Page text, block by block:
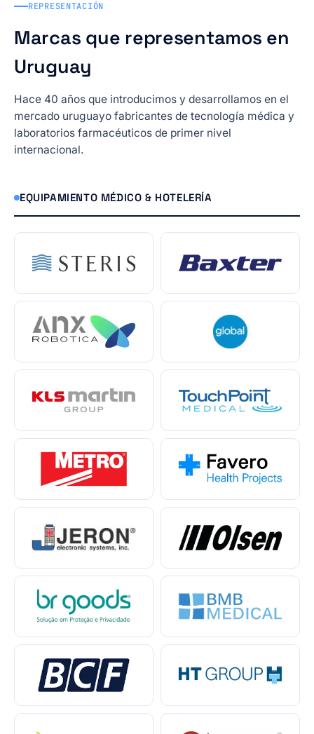
REPRESENTACIÓN
Marcas que representamos en
Uruguay
Hace 40 años que introducimos y desarrollamos en el
mercado uruguayo fabricantes de tecnología médica y
laboratorios farmacéuticos de primer nivel
internacional.
EQUIPAMIENTO MÉDICO & HOTELERÍA